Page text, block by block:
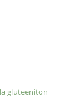
gluteeniton